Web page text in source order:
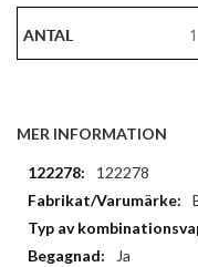
ANTAL
MER INFORMATION
Mer
information
122278
Ja